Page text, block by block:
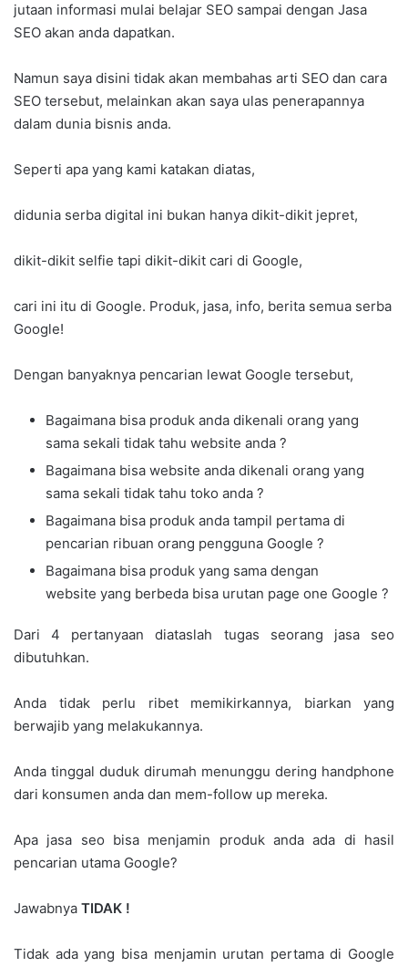
jutaan informasi mulai belajar SEO sampai dengan Jasa
SEO akan anda dapatkan.
Namun saya disini tidak akan membahas arti SEO dan cara
SEO tersebut, melainkan akan saya ulas penerapannya
dalam dunia bisnis anda.
Seperti apa yang kami katakan diatas,
didunia serba digital ini bukan hanya dikit-dikit jepret,
dikit-dikit selfie tapi dikit-dikit cari di Google,
cari ini itu di Google. Produk, jasa, info, berita semua serba
Google!
Dengan banyaknya pencarian lewat Google tersebut,
Bagaimana bisa produk anda dikenali orang yang
sama sekali tidak tahu website anda ?
Bagaimana bisa website anda dikenali orang yang
sama sekali tidak tahu toko anda ?
Bagaimana bisa produk anda tampil pertama di
pencarian ribuan orang pengguna Google ?
Bagaimana bisa produk yang sama dengan
website yang berbeda bisa urutan page one Google ?
Dari 4 pertanyaan diataslah tugas seorang jasa seo
dibutuhkan.
Anda tidak perlu ribet memikirkannya, biarkan yang
berwajib yang melakukannya.
Anda tinggal duduk dirumah menunggu dering handphone
dari konsumen anda dan mem-follow up mereka.
Apa jasa seo bisa menjamin produk anda ada di hasil
pencarian utama Google?
Jawabnya TIDAK !
Tidak ada yang bisa menjamin urutan pertama di Google